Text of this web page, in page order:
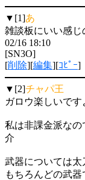
▼[1]あ
雑談板にいい感じ
02/16 18:10
[SN3O]
[削除][編集][ｺﾋﾟｰ]
▼[2]チャパ王
ガロウ楽しいです
私は非課金派な
介
武器については太
もちろんどの武